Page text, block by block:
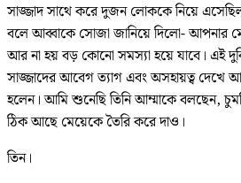
সাজ্জাদ সাথে করে দুজন লোককে নিয়ে
বলে আব্বাকে সোজা জানিয়ে দিলো- আপনার
আর না হয় বড় কোনো সমস্যা হয়ে যাবে। এই
সাজ্জাদের আবেগ ত্যাগ এবং অসহায়ত্ব দেখে
হলেন। আমি শুনেছি তিনি আম্মাকে বলছেন,
ঠিক আছে মেয়েকে তৈরি করে দাও।
তিন।